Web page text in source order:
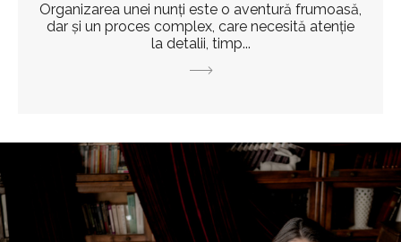
Organizarea unei nunți este o aventură frumoasă,
dar și un proces complex, care necesită atenție
la detalii, timp...